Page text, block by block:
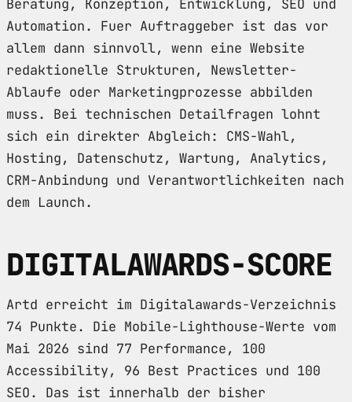
Beratung, Konzeption, Entwicklung, SEO und
Automation. Fuer Auftraggeber ist das vor
allem dann sinnvoll, wenn eine Website
redaktionelle Strukturen, Newsletter-
Ablaufe oder Marketingprozesse abbilden
muss. Bei technischen Detailfragen lohnt
sich ein direkter Abgleich: CMS-Wahl,
Hosting, Datenschutz, Wartung, Analytics,
CRM-Anbindung und Verantwortlichkeiten nach
dem Launch.
DIGITALAWARDS-SCORE
Artd erreicht im Digitalawards-Verzeichnis
74 Punkte. Die Mobile-Lighthouse-Werte vom
Mai 2026 sind 77 Performance, 100
Accessibility, 96 Best Practices und 100
SEO. Das ist innerhalb der bisher